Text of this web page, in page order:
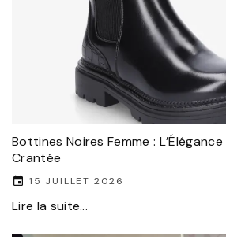
Bottines Noires Femme :
Crantée
15 JUILLET 2026
Lire la suite...